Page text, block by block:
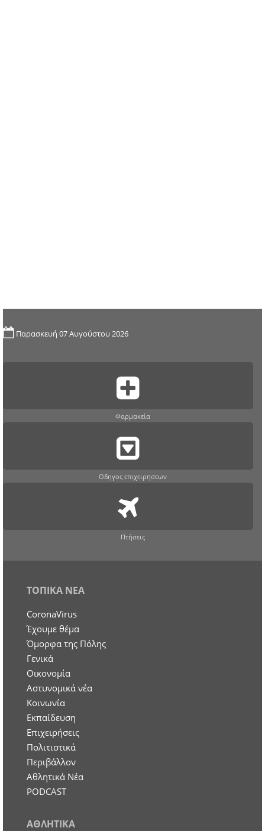
Παρασκευή 07 Αυγούστου 2026
Φαρμακεία
Οδηγος επιχειρησεων
Πτήσεις
ΤΟΠΙΚΑ ΝΕΑ
CoronaVirus
Έχουμε θέμα
Όμορφα της Πόλης
Γενικά
Οικονομία
Aστυνομικά νέα
Κοινωνία
Εκπαίδευση
Επιχειρήσεις
Πολιτιστικά
Περιβάλλον
Αθλητικά Νέα
PODCAST
ΑΘΛΗΤΙΚΑ